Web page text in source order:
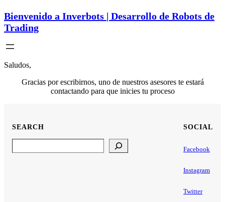
Bienvenido a Inverbots | Desarrollo de Robots de
Trading
Saludos,
Gracias por escribirnos, uno de nuestros asesores te estará
contactando para que inicies tu proceso
SEARCH SOCIAL
Facebook
Instagram
Twitter